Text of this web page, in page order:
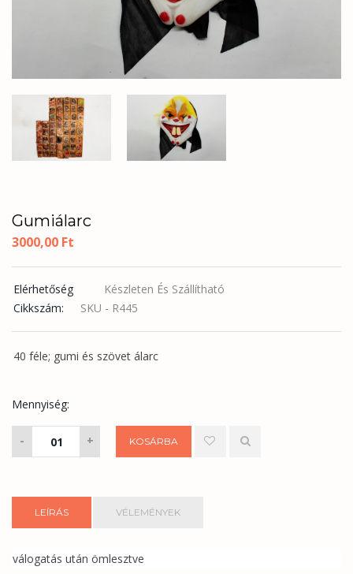
Gumiálarc
3000,00 Ft
Elérhetőség
Készleten És Szállítható
Cikkszám:
SKU - R445
40 féle; gumi és szövet álarc
Mennyiség:
- + KOSÁRBA
LEÍRÁS VÉLEMÉNYEK
válogatás után ömlesztve